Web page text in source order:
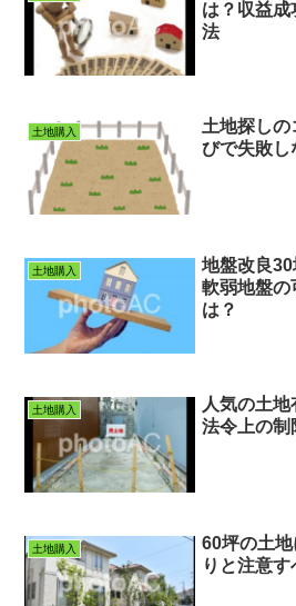
は？収益
法
土地購入
土地探しの
びで失敗し
土地購入
地盤改良
軟弱地盤の
は？
土地購入
人気の土
法令上の制
土地購入
60坪の土
りと注意